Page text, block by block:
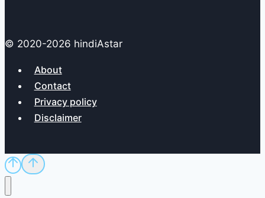
© 2020-2026 hindiAstar
About
Contact
Privacy policy
Disclaimer